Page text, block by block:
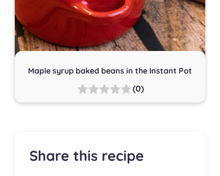
Maple syrup baked beans in the Instant Pot
(0)
Share this recipe